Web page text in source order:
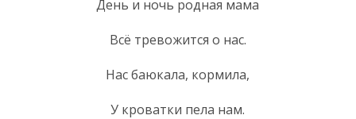
День и ночь родная мама
Всё тревожится о нас.
Нас баюкала, кормила,
У кроватки пела нам.